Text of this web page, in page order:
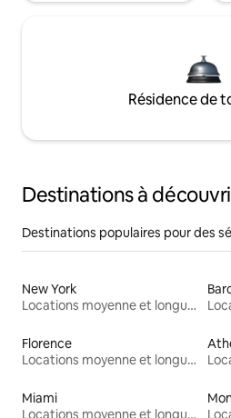
Résidence de
Destinations à
Destinations populaires pour des
New York
Locations moyenne et longue durée
Florence
Locations moyenne et longue durée
Miami
Locations moyenne et longue durée